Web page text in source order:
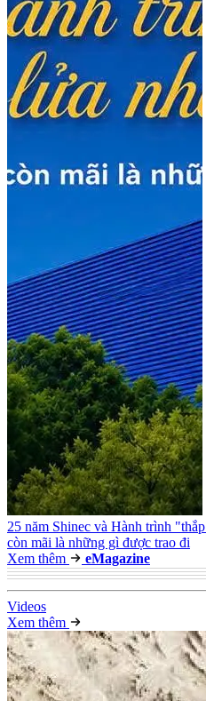
25 năm Shinec và Hành trình
còn mãi là những gì được trao đi
Xem thêm
eMagazine
Videos
Xem thêm